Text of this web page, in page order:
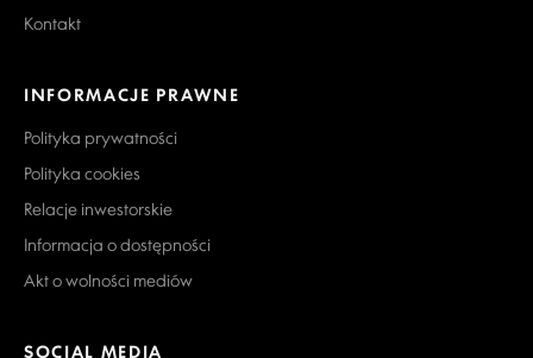
Kontakt
INFORMACJE PRAWNE
Polityka prywatności
Polityka cookies
Relacje inwestorskie
Informacja o dostępności
Akt o wolności mediów
SOCIAL MEDIA